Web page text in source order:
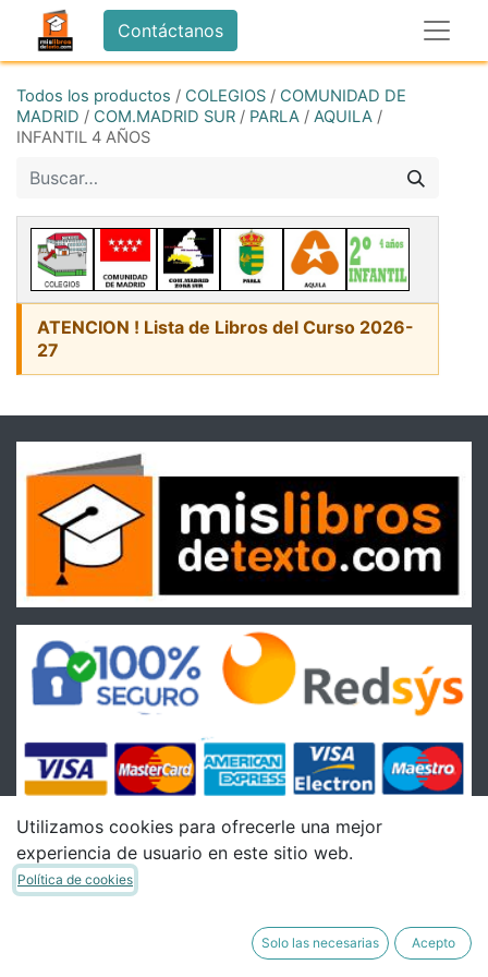
Contáctanos
Todos los productos / COLEGIOS / COMUNIDAD DE
MADRID / COM.MADRID SUR / PARLA / AQUILA /
INFANTIL 4 AÑOS
ATENCION ! Lista de Libros del Curso 2026-
27
Condiciones
Utilizamos cookies para ofrecerle una mejor
experiencia de usuario en este sitio web.
Política de cookies
Solo las necesarias Acepto